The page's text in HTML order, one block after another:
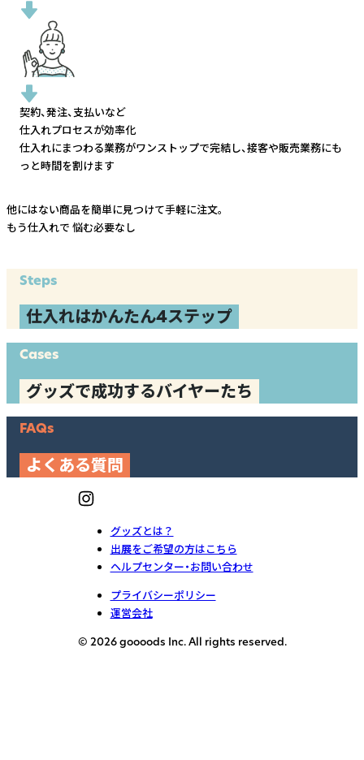
契約、発注、支払いなど
仕入れプロセスが効率化
仕入れにまつわる業務がワンストップで完結し、接客や販売業務にも
っと時間を割けます
他にはない商品を簡単に見つけて手軽に注文。
もう仕入れで 悩む必要なし
Steps
仕入れはかんたん4ステップ
Cases
グッズで成功するバイヤーたち
FAQs
よくある質問
グッズとは？
出展をご希望の方はこちら
ヘルプセンター・お問い合わせ
プライバシーポリシー
運営会社
© 2026 goooods Inc. All rights reserved.